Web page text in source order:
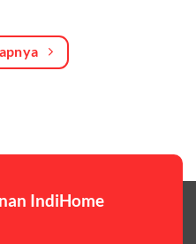
berkualitas tinggi
IndiHome